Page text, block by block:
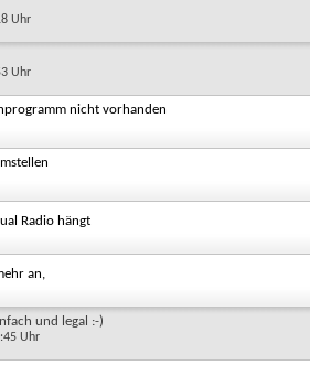
Uhr
Uhr
nicht vorhanden
Radio hängt
an,
und legal :-)
Uhr